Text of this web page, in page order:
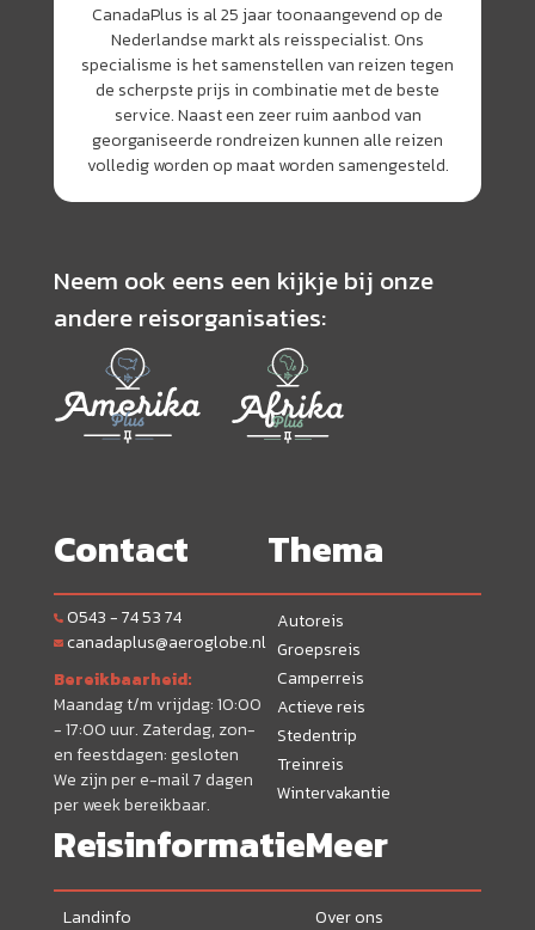
CanadaPlus is al 25 jaar toonaangevend op de
Nederlandse markt als reisspecialist. Ons
specialisme is het samenstellen van reizen tegen
de scherpste prijs in combinatie met de beste
service. Naast een zeer ruim aanbod van
georganiseerde rondreizen kunnen alle reizen
volledig worden op maat worden samengesteld.
Neem ook eens een kijkje bij onze
andere reisorganisaties:
Contact
0543 - 74 53 74
canadaplus@aeroglobe.nl
Bereikbaarheid:
Maandag t/m vrijdag: 10:00
- 17:00 uur. Zaterdag, zon-
en feestdagen: gesloten
We zijn per e-mail 7 dagen
per week bereikbaar.
Thema
Autoreis
Groepsreis
Camperreis
Actieve reis
Stedentrip
Treinreis
Wintervakantie
Reisinformatie
Landinfo
Meer
Over ons